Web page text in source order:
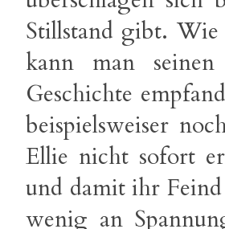
Stillstand gibt.
kann man
Geschichte
beispielsweiser
Ellie nicht sofort
und damit ihr
wenig an